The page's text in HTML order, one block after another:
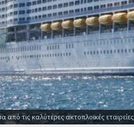
από τις καλύτερες ακτοπλοϊκές εταιρείες